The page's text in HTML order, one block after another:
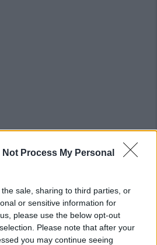
Not Process My Personal
sale, sharing to third parties, or
or sensitive information for
please use the below opt-out
Please note that after your
you may continue seeing
riparte da Ivano Falchi
Fasano out e le ammissioni salgono